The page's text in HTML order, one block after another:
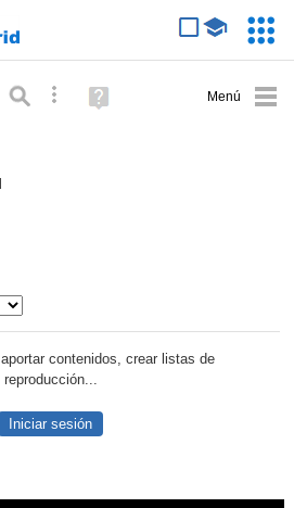
Búsqueda avanzada
Ayuda
(en
contenidos, crear listas de
reproducción...
Iniciar sesión